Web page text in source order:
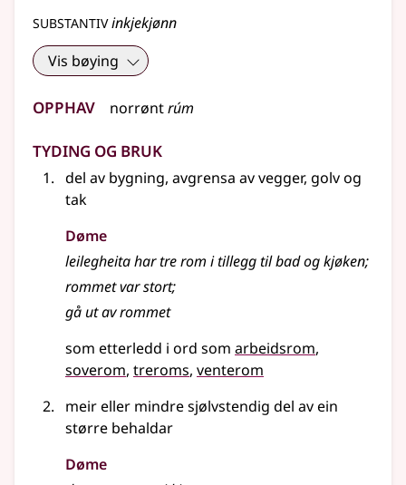
substantivinkjekjønn
Vis bøying
Opphav norrøntrúm
Tyding og bruk
del av bygning, avgrensa av vegger, golv og
tak
Døme
leilegheita har tre rom i tillegg til bad og kjøken;
rommet var stort;
gå ut av rommet
som etterledd i ord som arbeidsrom
soverom treroms venterom
meir eller mindre sjølvstendig del av ein
større behaldar
Døme